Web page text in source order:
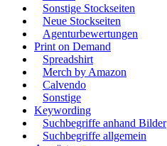
Sonstige Stockseiten
Neue Stockseiten
Agenturbewertungen
Print on Demand
Spreadshirt
Merch by Amazon
Calvendo
Sonstige
Keywording
Suchbegriffe anhand Bilder
Suchbegriffe allgemein